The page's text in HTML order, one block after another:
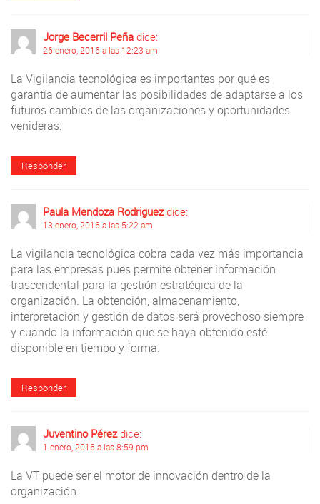
Jorge Becerril Peña dice:
26 enero, 2016 a las 12:23 am
La Vigilancia tecnológica es importantes por qué es
garantía de aumentar las posibilidades de adaptarse a los
futuros cambios de las organizaciones y oportunidades
venideras.
Responder
Paula Mendoza Rodriguez dice:
13 enero, 2016 a las 5:22 am
La vigilancia tecnológica cobra cada vez más importancia
para las empresas pues permite obtener información
trascendental para la gestión estratégica de la
organización. La obtención, almacenamiento,
interpretación y gestión de datos será provechoso siempre
y cuando la información que se haya obtenido esté
disponible en tiempo y forma.
Responder
Juventino Pérez dice:
1 enero, 2016 a las 8:59 pm
La VT puede ser el motor de innovación dentro de la
organización.